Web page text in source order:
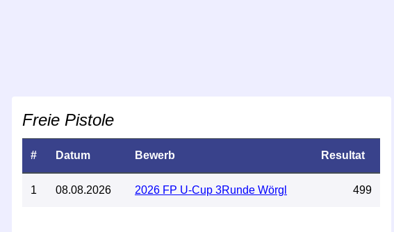
Freie Pistole
# Datum Bewerb Resultat
1 08.08.2026 2026 FP U-Cup 3Runde Wörgl 499